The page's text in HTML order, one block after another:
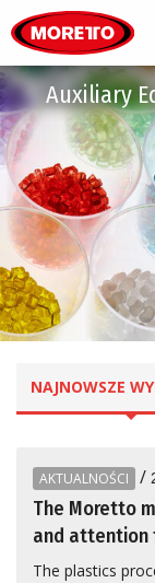
Auxiliary
NAJNOWSZE
AKTUALNOŚCI /
The Moretto
and
The plastics